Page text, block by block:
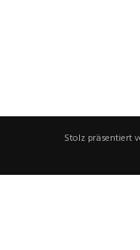
Stolz präsentiert